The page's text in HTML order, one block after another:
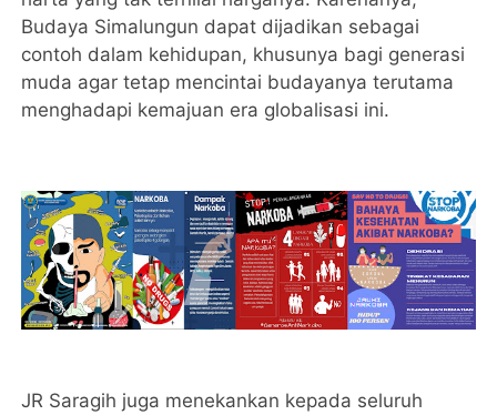
Budaya Simalungun dapat dijadikan sebagai
contoh dalam kehidupan, khusunya bagi generasi
muda agar tetap mencintai budayanya terutama
menghadapi kemajuan era globalisasi ini.
JR Saragih juga menekankan kepada seluruh